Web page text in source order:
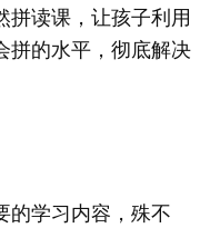
拼读课，让孩子利用
拼的水平，彻底解决
学习内容，殊不